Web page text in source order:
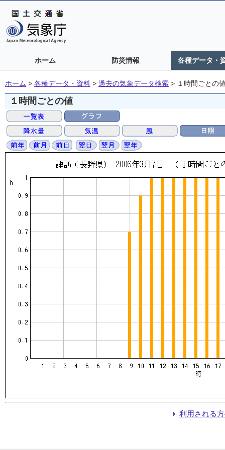
ホーム 防災情報 各種データ・
ホーム > 各種データ・資料 > 過去の気象データ検索 > １時間ごとの
１時間ごとの値
利用される